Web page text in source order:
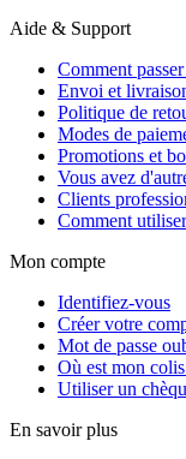
Aide & Support
Comment
Envoi et
Politique de
Modes de
Promotions et
Vous avez
Clients
Comment
Mon compte
Identifiez-vous
Créer votre
Mot de passe
Où est mon
Utiliser un
En savoir plus